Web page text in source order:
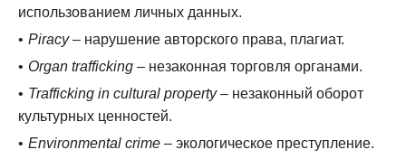
использованием личных данных.
Piracy– нарушение авторского права, плагиат.
Organ trafficking – незаконная торговля органами.
Trafficking in cultural property– незаконный оборот
культурных ценностей.
Environmental crime – экологическое преступление.